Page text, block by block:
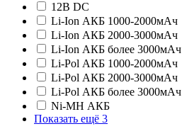
12В DC
Li-Ion АКБ 1000-2000мАч
Li-Ion АКБ 2000-3000мАч
Li-Ion АКБ более 3000мАч
Li-Pol АКБ 1000-2000мАч
Li-Pol АКБ 2000-3000мАч
Li-Pol АКБ более 3000мАч
Ni-MH АКБ
Показать ещё 3